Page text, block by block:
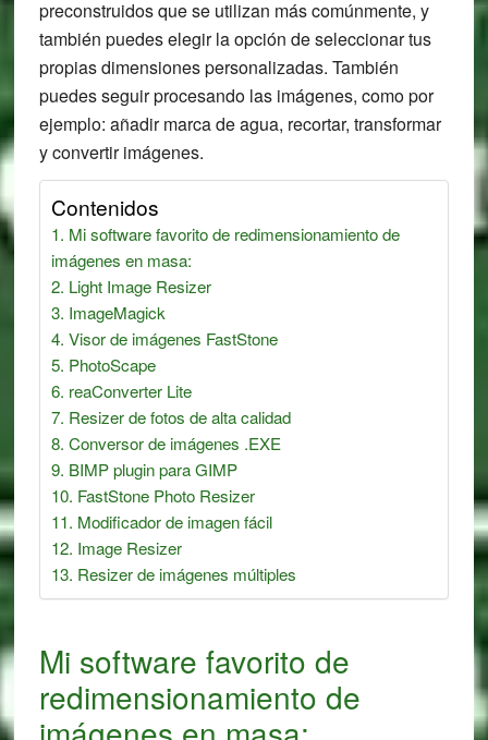
preconstruidos que se utilizan más comúnmente, y
también puedes elegir la opción de seleccionar tus
propias dimensiones personalizadas. También
puedes seguir procesando las imágenes, como por
ejemplo: añadir marca de agua, recortar, transformar
y convertir imágenes.
Contenidos
Mi software favorito de redimensionamiento de
imágenes en masa:
Light Image Resizer
ImageMagick
Visor de imágenes FastStone
PhotoScape
reaConverter Lite
Resizer de fotos de alta calidad
Conversor de imágenes .EXE
BIMP plugin para GIMP
FastStone Photo Resizer
Modificador de imagen fácil
Image Resizer
Resizer de imágenes múltiples
Mi software favorito de
redimensionamiento de